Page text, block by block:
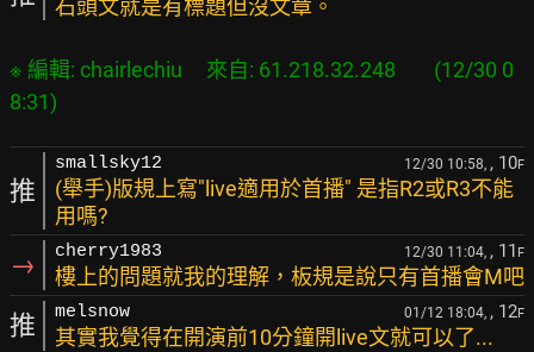
石頭文就是有標題但沒文章。
※ 編輯: chairlechiu     來自: 61.218.32.248        (12/30 0
推
smallsky12 12/30 10:58, , 10F
(舉手)版規上寫"live適用於首播" 是指R2或R3不能
用嗎?
→ cherry1983 12/30 11:04, , 11 F
樓上的問題就我的理解，板規是說只有首播會M吧
推 melsnow 01/12 18:04, , 12F
其實我覺得在開演前10分鐘開live文就可以了...